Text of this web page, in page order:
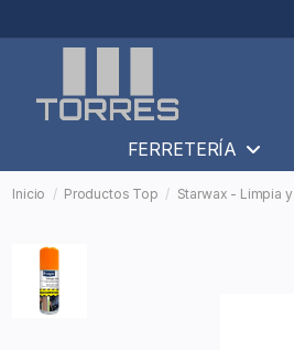
FERRETERÍA
Inicio Productos Top Starwax - Limpia